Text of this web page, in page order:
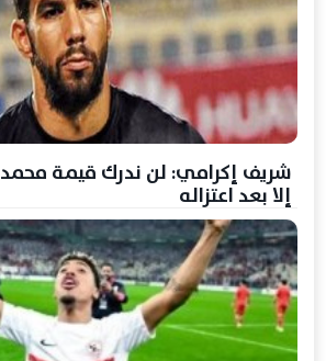
شريف إكرامي: لن ندرك قيمة محمد
إلا بعد اعتزاله